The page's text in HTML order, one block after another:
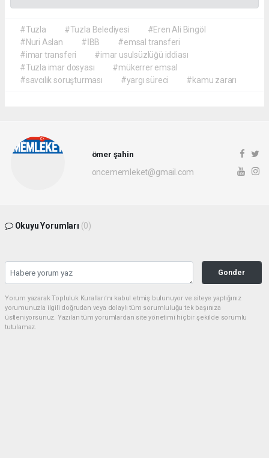
#Tuzla #Tuzla Belediyesi
#Eren Ali Bingöl
#Nuri Aslan
#İBB
#emsal transferi
#imar transferi
#imar usulsüzlüğü iddiası
#Tuzla imar dosyası
#mükerrer emsal
#savcılık soruşturması
#yargı süreci #kamu zararı
ömer şahin
oncememleket@gmail.com
Okuyu Yorumları (0)
Gonder
Yorum yazarak Topluluk Kuralları’nı kabul etmiş bulunuyor ve siteye yaptığınız
yorumunuzla ilgili doğrudan veya dolaylı tüm sorumluluğu tek başınıza
üstleniyorsunuz. Yazılan tüm yorumlardan site yönetimi hiçbir şekilde sorumlu
tutulamaz.